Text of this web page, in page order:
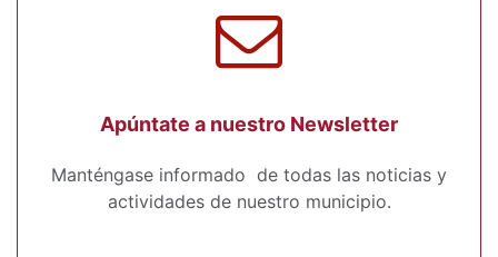
Apúntate a nuestro Newsletter
Manténgase informado de todas las noticias y
actividades de nuestro municipio.